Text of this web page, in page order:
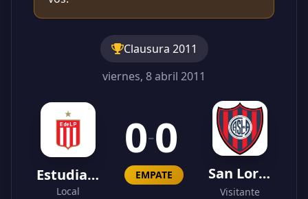
Clausura 2011
viernes, 8 abril 2011
Estudiantes
Local
0-0
EMPATE San Lorenzo
Visitante